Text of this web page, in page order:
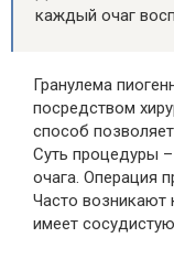
каждый очаг
Гранулема
посредством
способ
Суть процедуры
очага. Операция
Часто возникают
имеет